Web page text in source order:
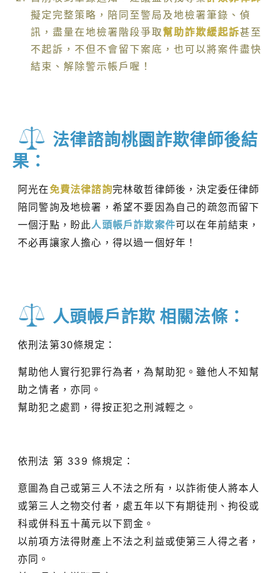
擬定完整策略，陪同至警局及地檢署筆錄、偵
訊，盡量在地檢署階段爭取幫助詐欺緩起訴甚至
不起訴，不但不會留下案底，也可以將案件盡快
結束、解除警示帳戶喔！
法律諮詢桃園詐欺律師後結
果：
阿光在免費法律諮詢完林敬哲律師後，決定委任律師
陪同警詢及地檢署，希望不要因為自己的疏忽而留下
一個汙點，盼此人頭帳戶詐欺案件可以在年前結束，
不必再讓家人擔心，得以過一個好年！
人頭帳戶詐欺 相關法條：
依刑法第30條規定：
幫助他人實行犯罪行為者，為幫助犯。雖他人不知幫
助之情者，亦同。
幫助犯之處罰，得按正犯之刑減輕之。
依刑法 第 339 條規定：
意圖為自己或第三人不法之所有，以詐術使人將本人
或第三人之物交付者，處五年以下有期徒刑、拘役或
科或併科五十萬元以下罰金。
以前項方法得財產上不法之利益或使第三人得之者，
亦同。